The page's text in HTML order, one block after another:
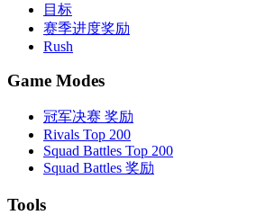
目标
赛季进度奖励
Rush
Game Modes
冠军决赛 奖励
Rivals Top 200
Squad Battles Top 200
Squad Battles 奖励
Tools